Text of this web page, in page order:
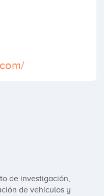
de investigación,
de vehículos y